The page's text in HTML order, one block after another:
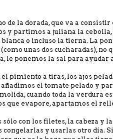
de la dorada, que va a consistir
y partimos a juliana la cebolla,
o incluso la tierna. La
unas dos cucharadas), no
le ponemos la sal para ayudar
pimiento a tiras, los ajos
el tomate pelado y
cuando toda la verdura
que evapore, apartamos el
con los filetes, la cabeza y
congelarlas y usarlas otro día.